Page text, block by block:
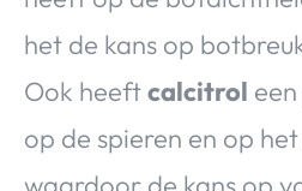
het de kans op
Ook heeftcalcitrol
op de spieren en op